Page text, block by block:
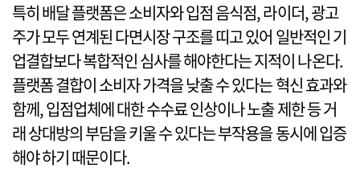
특히 배달 플랫폼은 소비자와 입점 음식점, 라이더, 광고
주가 모두 연계된 다면시장 구조를 띠고 있어 일반적인 기
업결합보다 복합적인 심사를 해야한다는 지적이 나온다.
플랫폼 결합이 소비자 가격을 낮출 수 있다는 혁신 효과와
함께, 입점업체에 대한 수수료 인상이나 노출 제한 등 거
래 상대방의 부담을 키울 수 있다는 부작용을 동시에 입증
해야 하기 때문이다.